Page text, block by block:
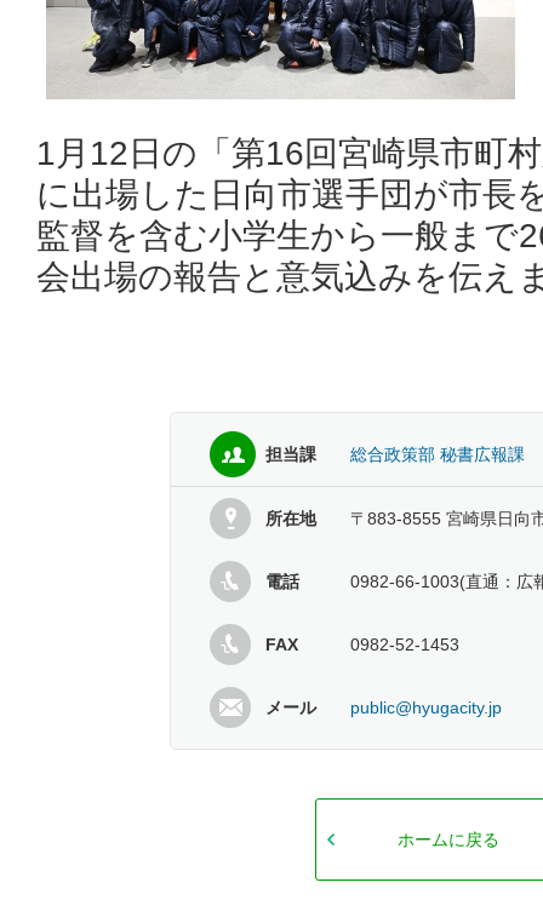
1月12日の「第16回宮崎県市町
に出場した日向市選手団が市長
監督を含む小学生から一般まで
会出場の報告と意気込みを伝え
担当課 総合政策部 秘書広報課
所在地 〒883-8555 宮崎県日向
電話 0982-66-1003(直通：広
FAX 0982-52-1453
メール public@hyugacity.jp
ホームに戻る